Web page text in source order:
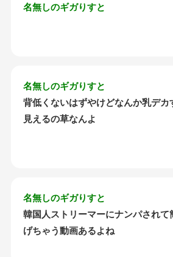
名無しのギガりすと
名無しのギガりすと
背低くないはずやけどなんか乳デカ
見えるの草なんよ
名無しのギガりすと
韓国人ストリーマーにナンパされて
げちゃう動画あるよね